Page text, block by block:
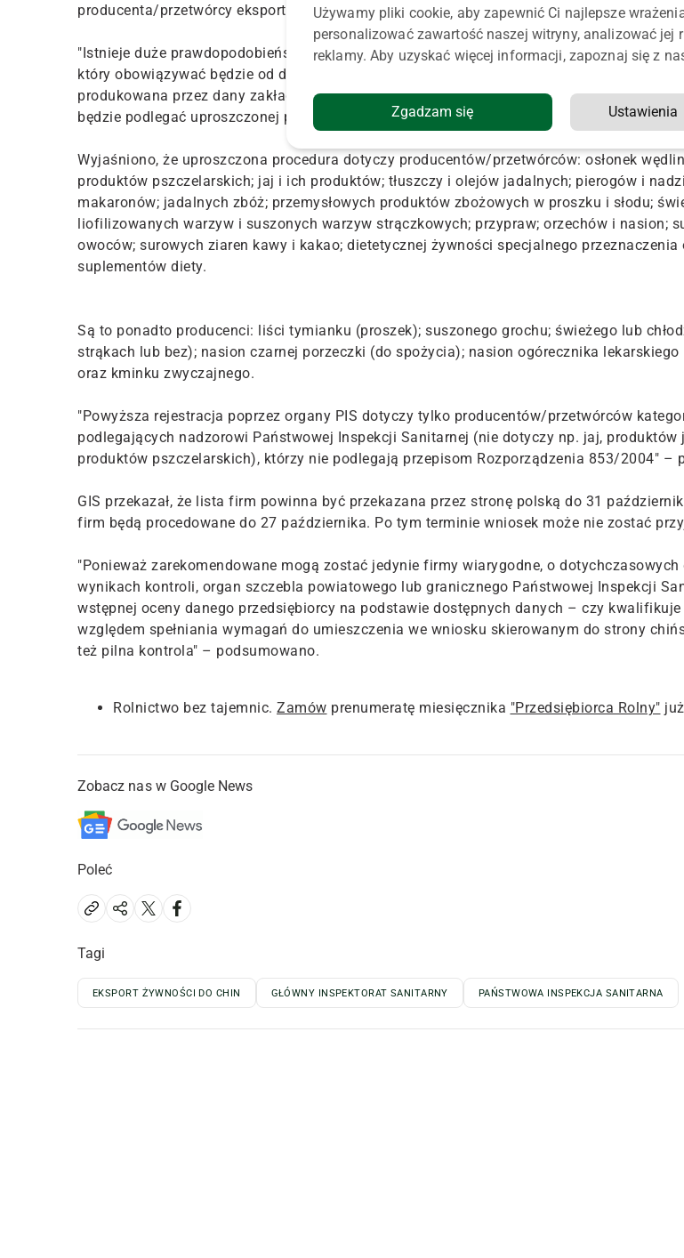
producenta/przetwórcy eksportowanych produktów – poinformowano.
"Istnieje duże prawdopodobieństwo, że pozwoli to uniknąć bardziej skomplikowanego
który obowiązywać będzie od dnia 1 listopada 2021" – zauważa GIS. Zaznaczono jednak,
produkowana przez dany zakład nie ma historii eksportu do Chin (od 1 stycznia 2017 r.
będzie podlegać uproszczonej procedurze.
Wyjaśniono, że uproszczona procedura dotyczy producentów/przetwórców: osłonek
produktów pszczelarskich; jaj i ich produktów; tłuszczy i olejów jadalnych; pierogów i
makaronów; jadalnych zbóż; przemysłowych produktów zbożowych w proszku i słodu;
liofilizowanych warzyw i suszonych warzyw strączkowych; przypraw; orzechów i nasion;
owoców; surowych ziaren kawy i kakao; dietetycznej żywności specjalnego przeznaczenia
suplementów diety.
Są to ponadto producenci: liści tymianku (proszek); suszonego grochu; świeżego lub
strąkach lub bez); nasion czarnej porzeczki (do spożycia); nasion ogórecznika lekarskiego
oraz kminku zwyczajnego.
"Powyższa rejestracja poprzez organy PIS dotyczy tylko producentów/przetwórców
podlegających nadzorowi Państwowej Inspekcji Sanitarnej (nie dotyczy np. jaj, produktów
produktów pszczelarskich), którzy nie podlegają przepisom Rozporządzenia 853/2004" –
GIS przekazał, że lista firm powinna być przekazana przez stronę polską do 31
firm będą procedowane do 27 października. Po tym terminie wniosek może nie zostać
"Ponieważ zarekomendowane mogą zostać jedynie firmy wiarygodne, o dotychczasowych
wynikach kontroli, organ szczebla powiatowego lub granicznego Państwowej Inspekcji
wstępnej oceny danego przedsiębiorcy na podstawie dostępnych danych – czy kwalifikuje
względem spełniania wymagań do umieszczenia we wniosku skierowanym do strony
też pilna kontrola" – podsumowano.
Rolnictwo bez tajemnic. Zamów prenumeratę miesięcznika "Przedsiębiorca Rolny"
Zobacz nas w Google News
Poleć
Tagi
EKSPORT ŻYWNOŚCI DO CHIN GŁÓWNY INSPEKTORAT SANITARNY PAŃSTWOWA INSPEKCJA SANITARNA
Używamy pliki cookie, aby zapewnić Ci najlepsze
personalizować zawartość naszej witryny, analizować jej
reklamy. Aby uzyskać więcej informacji, zapoznaj się z
Zgadzam się Ustawienia